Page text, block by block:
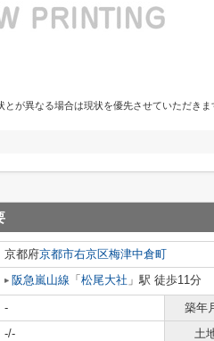
が異なる場合は現状を優先させていただきま
京都府京都市右京区梅津中倉町
阪急嵐山線 「 松尾大社 」駅 徒歩11分
- 築年
-/- 土